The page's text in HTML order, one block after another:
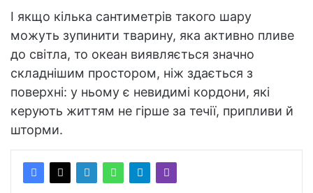
І якщо кілька сантиметрів такого шару
можуть зупинити тварину, яка активно пливе
до світла, то океан виявляється значно
складнішим простором, ніж здається з
поверхні: у ньому є невидимі кордони, які
керують життям не гірше за течії, припливи й
шторми.